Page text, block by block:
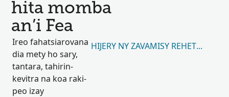
hita momba
an’i Fea
Ireo fahatsiarovana
dia mety ho sary,
tantara, tahirin-
kevitra na koa raki-
peo izay
HIJERY NY ZAVAMISY REHETRA 224